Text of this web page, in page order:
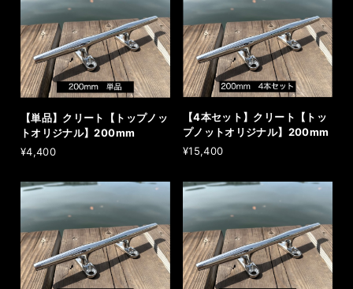
【単品】クリート【トップノッ
トオリジナル】200mm
¥4,400
【4本セット】クリート【トッ
プノットオリジナル】200mm
¥15,400